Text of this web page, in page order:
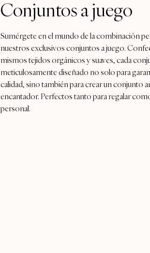
Conjuntos a juego
Sumérgete en el mundo de la combinación
nuestros exclusivos conjuntos a juego.
mismos tejidos orgánicos y suaves, cada
meticulosamente diseñado no solo para
calidad, sino también para crear un conjunto
encantador. Perfectos tanto para regalar
personal.